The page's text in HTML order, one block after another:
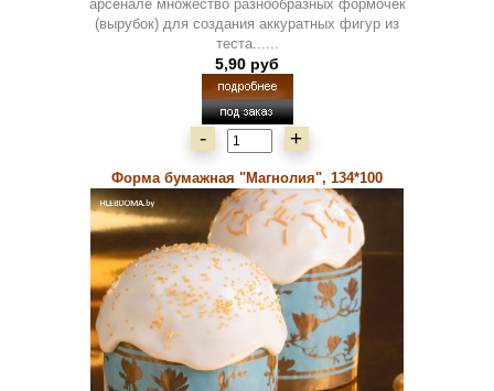
арсенале множество разнообразных формочек
(вырубок) для создания аккуратных фигур из
теста......
5,90 руб
- +
Форма бумажная "Магнолия", 134*100